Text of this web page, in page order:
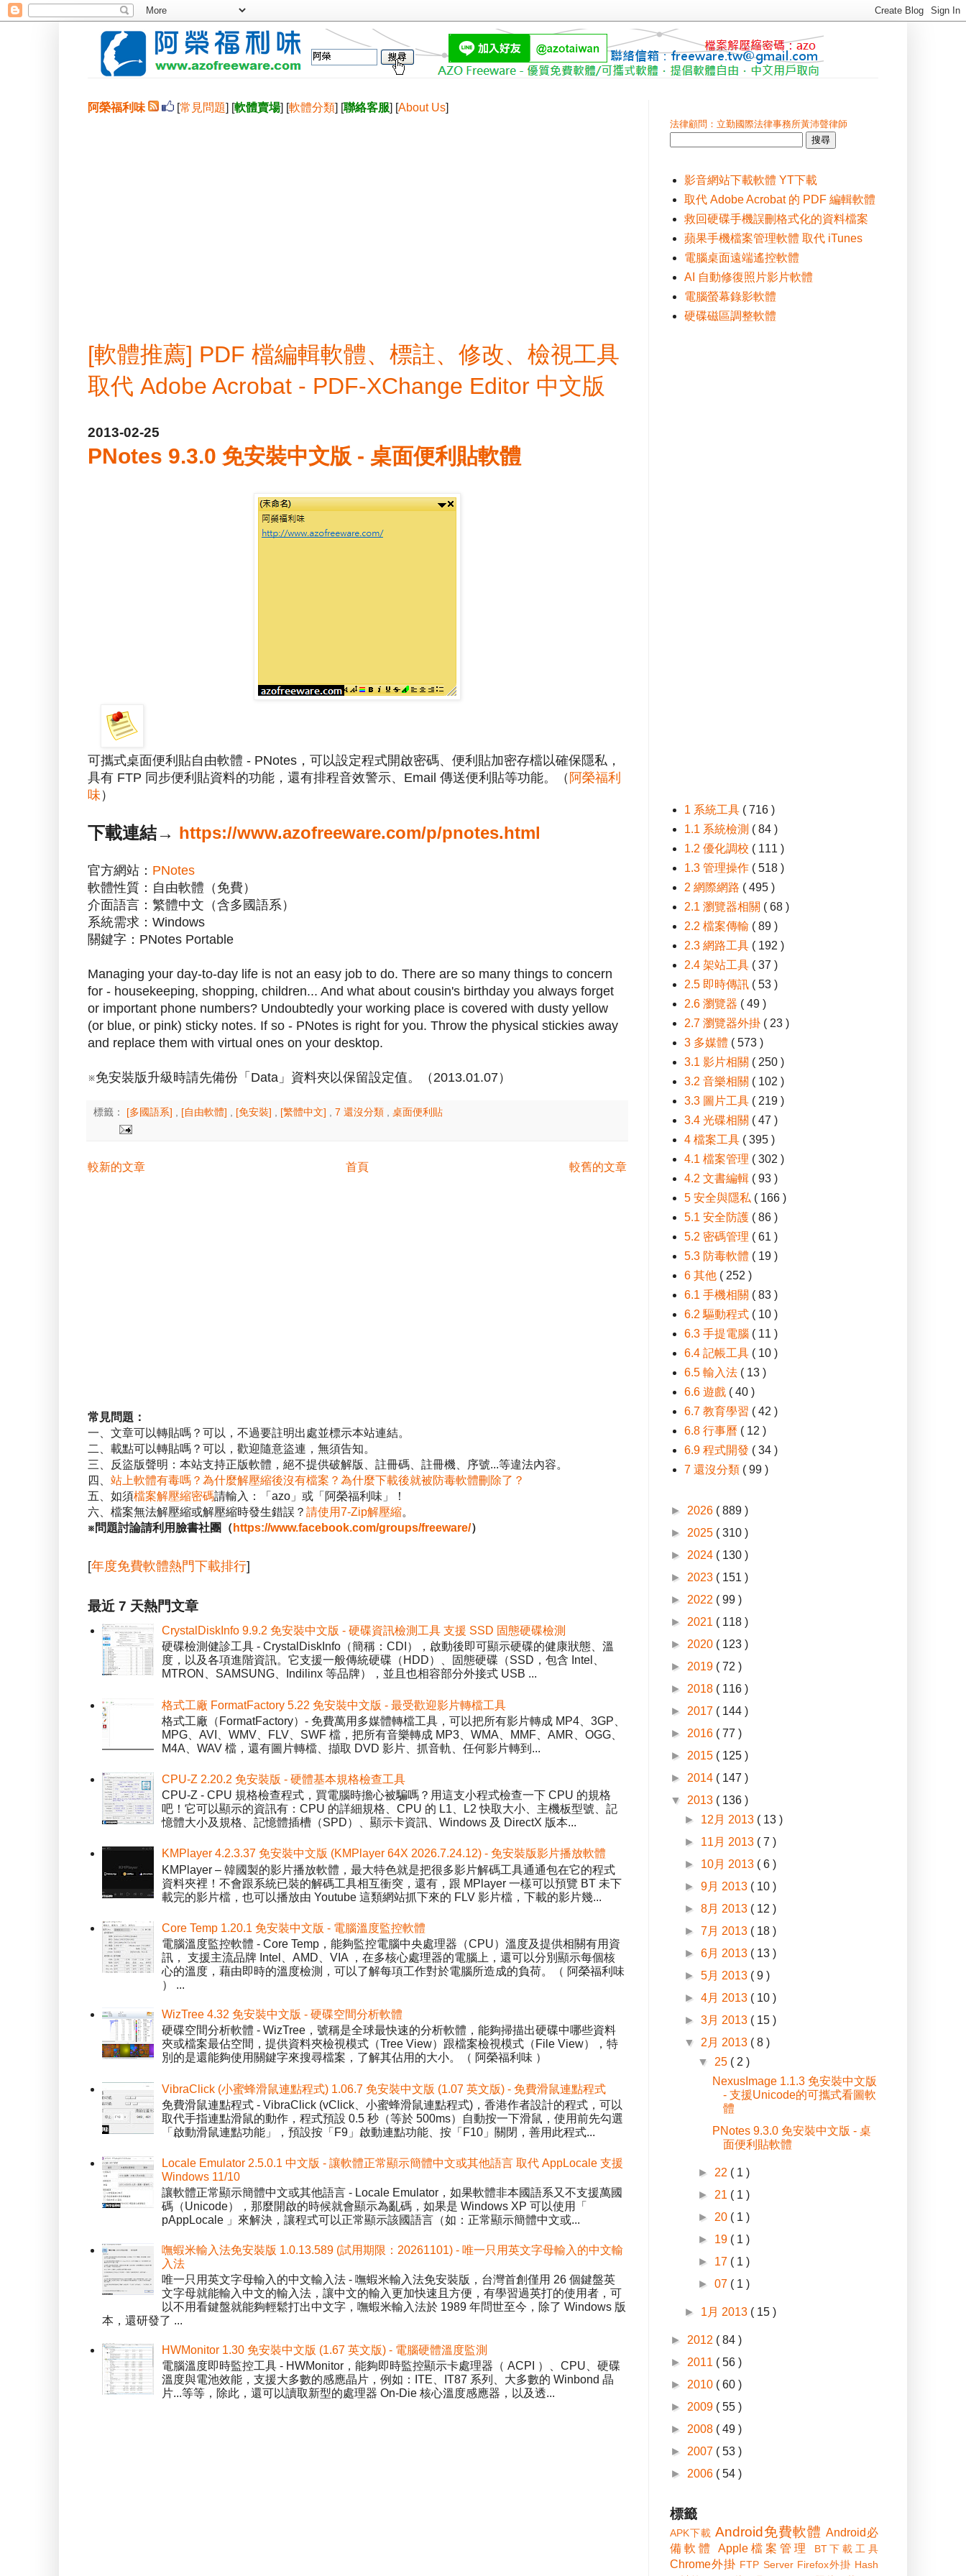
阿榮福利味 [常見問題] [軟體賣場] [軟體分類] [聯絡客服] [About Us]
[軟體推薦] PDF 檔編輯軟體、標註、修改、檢視工具
取代 Adobe Acrobat - PDF-XChange Editor 中文版
2013-02-25
PNotes 9.3.0 免安裝中文版 - 桌面便利貼軟體
可攜式桌面便利貼自由軟體 - PNotes，可以設定程式開啟密碼、便利貼加密存檔以確保隱私，
具有 FTP 同步便利貼資料的功能，還有排程音效警示、Email 傳送便利貼等功能。（ 阿榮福利
味 ）
下載連結→ https://www.azofreeware.com/p/pnotes.html
官方網站： PNotes
軟體性質：自由軟體（免費）
介面語言：繁體中文（含多國語系）
系統需求：Windows
關鍵字：PNotes Portable
Managing your day-to-day life is not an easy job to do. There are so many things to concern
for - housekeeping, shopping, children... And what about cousin's birthday you always forget
or important phone numbers? Undoubtedly your working place is covered with dusty yellow
(or blue, or pink) sticky notes. If so - PNotes is right for you. Throw the physical stickies away
and replace them with virtual ones on your desktop.
※免安裝版升級時請先備份「Data」資料夾以保留設定值。（2013.01.07）
標籤： [多國語系] [自由軟體] [免安裝] [繁體中文] 7 還沒分類 桌面便利貼
較新的文章 較舊的文章
首頁
常見問題：
一、文章可以轉貼嗎？可以，不過要註明出處並標示本站連結。
二、載點可以轉貼嗎？可以，歡迎隨意盜連，無須告知。
三、反盜版聲明：本站支持正版軟體，絕不提供破解版、註冊碼、註冊機、序號...等違法內容。
四、 站上軟體有毒嗎？為什麼解壓縮後沒有檔案？為什麼下載後就被防毒軟體刪除了？
五、如須檔案解壓縮密碼請輸入：「azo」或「阿榮福利味」！
六、檔案無法解壓縮或解壓縮時發生錯誤？ 請使用7-Zip解壓縮。
※問題討論請利用臉書社團（ https://www.facebook.com/groups/freeware/）
[年度免費軟體熱門下載排行]
最近 7 天熱門文章
CrystalDiskInfo 9.9.2 免安裝中文版 - 硬碟資訊檢測工具 支援 SSD 固態硬碟檢測
硬碟檢測健診工具 - CrystalDiskInfo（簡稱：CDI），啟動後即可顯示硬碟的健康狀態、溫
度，以及各項進階資訊。它支援一般傳統硬碟（HDD）、固態硬碟（SSD，包含 Intel、
MTRON、SAMSUNG、Indilinx 等品牌），並且也相容部分外接式 USB ...
格式工廠 FormatFactory 5.22 免安裝中文版 - 最受歡迎影片轉檔工具
格式工廠（FormatFactory）- 免費萬用多媒體轉檔工具，可以把所有影片轉成 MP4、3GP、
MPG、AVI、WMV、FLV、SWF 檔，把所有音樂轉成 MP3、WMA、MMF、AMR、OGG、
M4A、WAV 檔，還有圖片轉檔、擷取 DVD 影片、抓音軌、任何影片轉到...
CPU-Z 2.20.2 免安裝版 - 硬體基本規格檢查工具
CPU-Z - CPU 規格檢查程式，買電腦時擔心被騙嗎？用這支小程式檢查一下 CPU 的規格
吧！它可以顯示的資訊有：CPU 的詳細規格、CPU 的 L1、L2 快取大小、主機板型號、記
憶體大小及規格、記憶體插槽（SPD）、顯示卡資訊、Windows 及 DirectX 版本...
KMPlayer 4.2.3.37 免安裝中文版 (KMPlayer 64X 2026.7.24.12) - 免安裝版影片播放軟體
KMPlayer – 韓國製的影片播放軟體，最大特色就是把很多影片解碼工具通通包在它的程式
資料夾裡！不會跟系統已裝的解碼工具相互衝突，還有，跟 MPlayer 一樣可以預覽 BT 未下
載完的影片檔，也可以播放由 Youtube 這類網站抓下來的 FLV 影片檔，下載的影片幾...
Core Temp 1.20.1 免安裝中文版 - 電腦溫度監控軟體
電腦溫度監控軟體 - Core Temp，能夠監控電腦中央處理器（CPU）溫度及提供相關有用資
訊， 支援主流品牌 Intel、AMD、VIA ，在多核心處理器的電腦上，還可以分別顯示每個核
心的溫度，藉由即時的溫度檢測，可以了解每項工作對於電腦所造成的負荷。（ 阿榮福利味
） ...
WizTree 4.32 免安裝中文版 - 硬碟空間分析軟體
硬碟空間分析軟體 - WizTree，號稱是全球最快速的分析軟體，能夠掃描出硬碟中哪些資料
夾或檔案最佔空間，提供資料夾檢視模式（Tree View）跟檔案檢視模式（File View），特
別的是還能夠使用關鍵字來搜尋檔案，了解其佔用的大小。（ 阿榮福利味 ）
VibraClick (小蜜蜂滑鼠連點程式) 1.06.7 免安裝中文版 (1.07 英文版) - 免費滑鼠連點程式
免費滑鼠連點程式 - VibraClick (vClick、小蜜蜂滑鼠連點程式)，香港作者設計的程式，可以
取代手指連點滑鼠的動作，程式預設 0.5 秒（等於 500ms）自動按一下滑鼠，使用前先勾選
「啟動滑鼠連點功能」，預設按「F9」啟動連點功能、按「F10」關閉，善用此程式...
Locale Emulator 2.5.0.1 中文版 - 讓軟體正常顯示簡體中文或其他語言 取代 AppLocale 支援
Windows 11/10
讓軟體正常顯示簡體中文或其他語言 - Locale Emulator，如果軟體非本國語系又不支援萬國
碼（Unicode），那麼開啟的時候就會顯示為亂碼，如果是 Windows XP 可以使用「
pAppLocale 」來解決，讓程式可以正常顯示該國語言（如：正常顯示簡體中文或...
嘸蝦米輸入法免安裝版 1.0.13.589 (試用期限：20261101) - 唯一只用英文字母輸入的中文輸
入法
唯一只用英文字母輸入的中文輸入法 - 嘸蝦米輸入法免安裝版，台灣首創僅用 26 個鍵盤英
文字母就能輸入中文的輸入法，讓中文的輸入更加快速且方便，有學習過英打的使用者，可
以不用看鍵盤就能夠輕鬆打出中文字，嘸蝦米輸入法於 1989 年問世至今，除了 Windows 版
本，還研發了 ...
HWMonitor 1.30 免安裝中文版 (1.67 英文版) - 電腦硬體溫度監測
電腦溫度即時監控工具 - HWMonitor，能夠即時監控顯示卡處理器（ ACPI ）、CPU、硬碟
溫度與電池效能，支援大多數的感應晶片，例如：ITE、IT87 系列、大多數的 Winbond 晶
片...等等，除此，還可以讀取新型的處理器 On-Die 核心溫度感應器，以及透...
法律顧問：立勤國際法律事務所黃沛聲律師
影音網站下載軟體 YT下載
取代 Adobe Acrobat 的 PDF 編輯軟體
救回硬碟手機誤刪格式化的資料檔案
蘋果手機檔案管理軟體 取代 iTunes
電腦桌面遠端遙控軟體
AI 自動修復照片影片軟體
電腦螢幕錄影軟體
硬碟磁區調整軟體
1 系統工具 ( 716 )
1.1 系統檢測 ( 84 )
1.2 優化調校 ( 111 )
1.3 管理操作 ( 518 )
2 網際網路 ( 495 )
2.1 瀏覽器相關 ( 68 )
2.2 檔案傳輸 ( 89 )
2.3 網路工具 ( 192 )
2.4 架站工具 ( 37 )
2.5 即時傳訊 ( 53 )
2.6 瀏覽器 ( 49 )
2.7 瀏覽器外掛 ( 23 )
3 多媒體 ( 573 )
3.1 影片相關 ( 250 )
3.2 音樂相關 ( 102 )
3.3 圖片工具 ( 219 )
3.4 光碟相關 ( 47 )
4 檔案工具 ( 395 )
4.1 檔案管理 ( 302 )
4.2 文書編輯 ( 93 )
5 安全與隱私 ( 166 )
5.1 安全防護 ( 86 )
5.2 密碼管理 ( 61 )
5.3 防毒軟體 ( 19 )
6 其他 ( 252 )
6.1 手機相關 ( 83 )
6.2 驅動程式 ( 10 )
6.3 手提電腦 ( 11 )
6.4 記帳工具 ( 10 )
6.5 輸入法 ( 13 )
6.6 遊戲 ( 40 )
6.7 教育學習 ( 42 )
6.8 行事曆 ( 12 )
6.9 程式開發 ( 34 )
7 還沒分類 ( 99 )
► 2026 ( 889 )
► 2025 ( 310 )
► 2024 ( 130 )
► 2023 ( 151 )
► 2022 ( 99 )
► 2021 ( 118 )
► 2020 ( 123 )
► 2019 ( 72 )
► 2018 ( 116 )
► 2017 ( 144 )
► 2016 ( 77 )
► 2015 ( 125 )
► 2014 ( 147 )
▼ 2013 ( 136 )
► 12月 2013 ( 13 )
► 11月 2013 ( 7 )
► 10月 2013 ( 6 )
►9月 2013 ( 10 )
►8月 2013 ( 12 )
►7月 2013 ( 18 )
►6月 2013 ( 13 )
►5月 2013 ( 9 )
►4月 2013 ( 10 )
►3月 2013 ( 15 )
▼ 2月 2013 ( 8 )
▼ 25 ( 2 )
NexusImage 1.1.3 免安裝中文版
- 支援Unicode的可攜式看圖軟
體
PNotes 9.3.0 免安裝中文版 - 桌
面便利貼軟體
► 22 ( 1 )
► 21 ( 1 )
► 20 ( 1 )
► 19 ( 1 )
► 17 ( 1 )
►07 ( 1 )
► 1月 2013 ( 15 )
► 2012 ( 84 )
► 2011 ( 56 )
► 2010 ( 60 )
► 2009 ( 55 )
► 2008 ( 49 )
► 2007 ( 53 )
► 2006 ( 54 )
標籤
APK下載 Android免費軟體 Android必
備軟體
Apple檔案管理 BT下載工具
Chrome外掛 FTP Server Firefox外掛 Hash